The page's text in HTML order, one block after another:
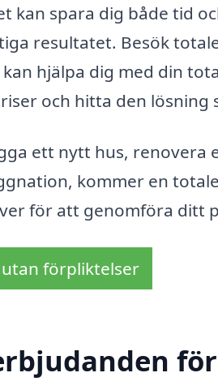
kan spara dig både tid
resultatet. Besök
hjälpa dig med din
och hitta den lösning
ett nytt hus, renovera
kommer en
för att genomföra ditt
förpliktelser